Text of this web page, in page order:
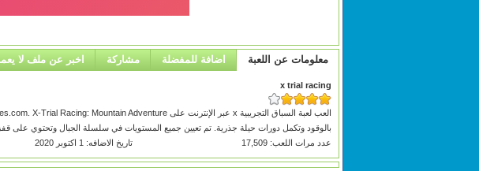
معلومات عن اللعبة اضافة للمفضلة مشاركة اخبر عن ملف لا
x trial racing
بالوقود وتكمل دورات حيلة جذرية. تم تعيين جميع المستويات في سلسلة الجبال وتحتوي على
عدد مرات اللعب: 17,509
تاريخ الاضافه: 1 اكتوبر 2020